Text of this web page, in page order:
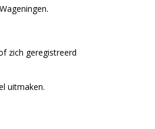
zich geregistreerd
uitmaken.